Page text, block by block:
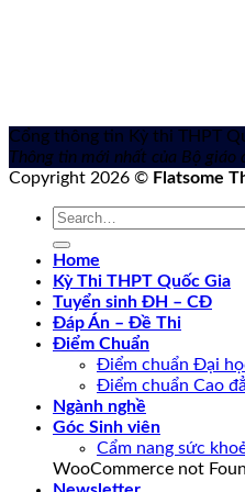
Cổng thông tin Kỳ thi THPT
Thông tin mới nhất của Bộ giáo
Copyright 2026 © Flatsome
Home
Kỳ Thi THPT Quốc Gia
Tuyển sinh ĐH – CĐ
Đáp Án – Đề Thi
Điểm Chuẩn
Điểm chuẩn Đại
Điểm chuẩn Cao
Ngành nghề
Góc Sinh viên
Cẩm nang sức
WooCommerce not